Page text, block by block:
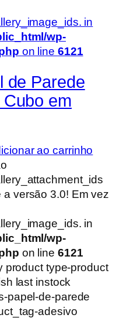
in
wp-
on line 6121
de Parede
em
ao carrinho
versão 3.0! Em vez
in
wp-
on line 6121
product type-product
last instock
papel-de-parede
adesivo